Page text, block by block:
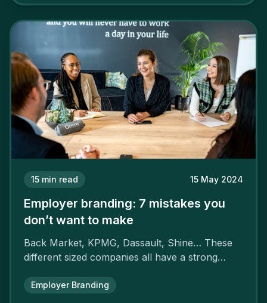
15 min read 15 May 2024
Employer branding: 7 mistakes you
don’t want to make
Back Market, KPMG, Dassault, Shine… These
different sized companies all have a strong
attractiveness and loyalty and makes their
Employer Branding